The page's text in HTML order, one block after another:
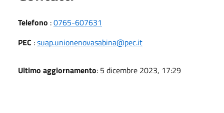
Telefono :0765-607631
PEC :suap.unionenovasabina@pec.it
Ultimo aggiornamento: 5 dicembre 2023, 17:29